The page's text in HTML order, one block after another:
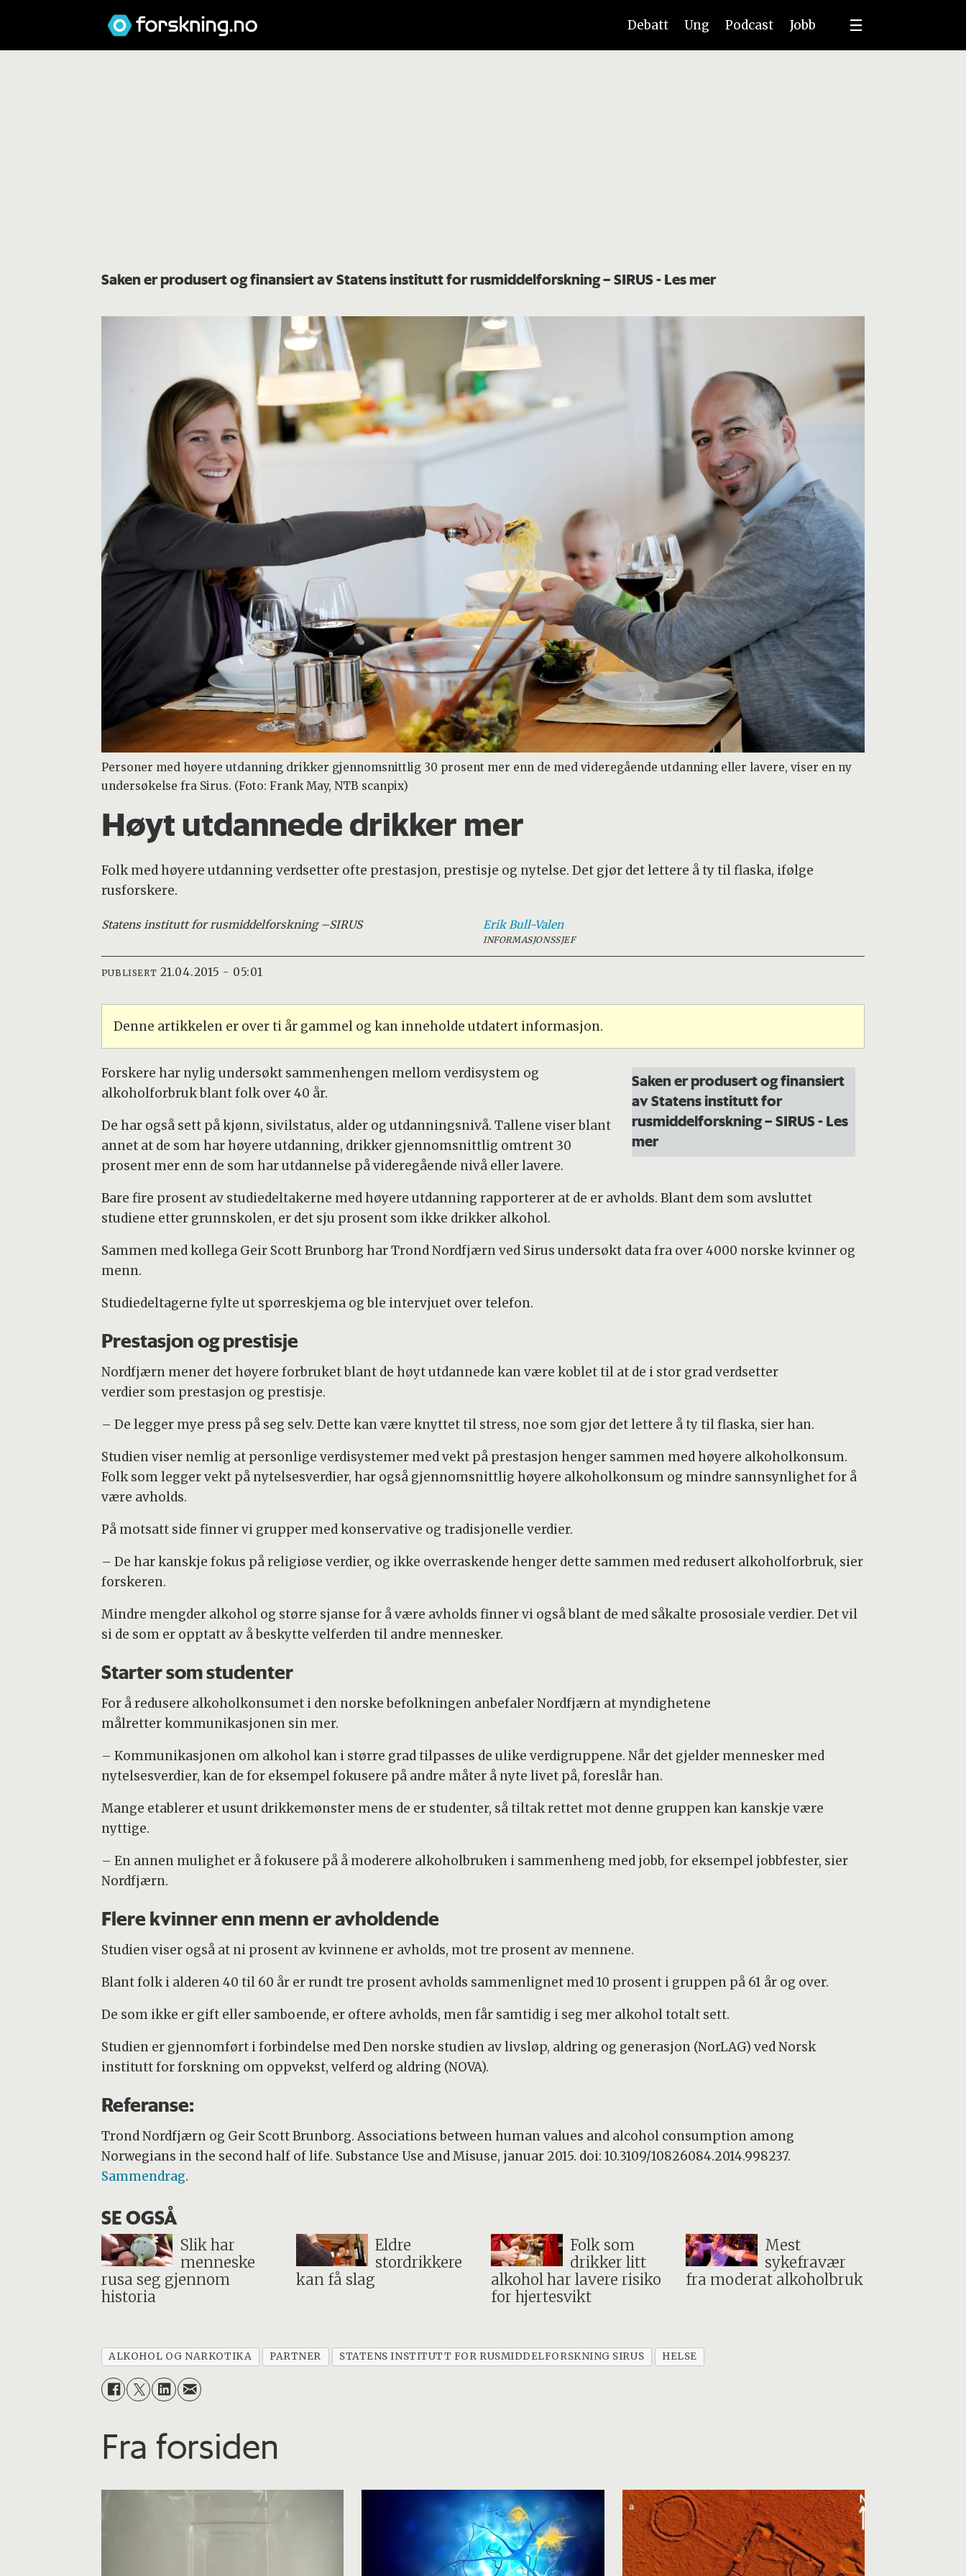
Debatt Ung Podcast Jobb
Saken er produsert og finansiert av Statens institutt for rusmiddelforskning – SIRUS- Les mer
Personer med høyere utdanning drikker gjennomsnittlig 30 prosent mer enn de med videregående utdanning eller lavere, viser en ny
undersøkelse fra Sirus. (Foto: Frank May, NTB scanpix)
Høyt utdannede drikker mer
Folk med høyere utdanning verdsetter ofte prestasjon, prestisje og nytelse. Det gjør det lettere å ty til flaska, ifølge
rusforskere.
Statens institutt for rusmiddelforskning –SIRUS Erik Bull-Valen
INFORMASJONSSJEF
PUBLISERT 21.04.2015 - 05:01
Denne artikkelen er over ti år gammel og kan inneholde utdatert informasjon.
Saken er produsert og finansiert
av Statens institutt for
rusmiddelforskning – SIRUS- Les
mer
Forskere har nylig undersøkt sammenhengen mellom verdisystem og
alkoholforbruk blant folk over 40 år.
De har også sett på kjønn, sivilstatus, alder og utdanningsnivå. Tallene viser blant
annet at de som har høyere utdanning, drikker gjennomsnittlig omtrent 30
prosent mer enn de som har utdannelse på videregående nivå eller lavere.
Bare fire prosent av studiedeltakerne med høyere utdanning rapporterer at de er avholds. Blant dem som avsluttet
studiene etter grunnskolen, er det sju prosent som ikke drikker alkohol.
Sammen med kollega Geir Scott Brunborg har Trond Nordfjærn ved Sirus undersøkt data fra over 4000 norske kvinner og
menn.
Studiedeltagerne fylte ut spørreskjema og ble intervjuet over telefon.
Prestasjon og prestisje
Nordfjærn mener det høyere forbruket blant de høyt utdannede kan være koblet til at de i stor grad verdsetter
verdier som prestasjon og prestisje.
– De legger mye press på seg selv. Dette kan være knyttet til stress, noe som gjør det lettere å ty til flaska, sier han.
Studien viser nemlig at personlige verdisystemer med vekt på prestasjon henger sammen med høyere alkoholkonsum.
Folk som legger vekt på nytelsesverdier, har også gjennomsnittlig høyere alkoholkonsum og mindre sannsynlighet for å
være avholds.
På motsatt side finner vi grupper med konservative og tradisjonelle verdier.
– De har kanskje fokus på religiøse verdier, og ikke overraskende henger dette sammen med redusert alkoholforbruk, sier
forskeren.
Mindre mengder alkohol og større sjanse for å være avholds finner vi også blant de med såkalte prososiale verdier. Det vil
si de som er opptatt av å beskytte velferden til andre mennesker.
Starter som studenter
For å redusere alkoholkonsumet i den norske befolkningen anbefaler Nordfjærn at myndighetene
målretter kommunikasjonen sin mer.
– Kommunikasjonen om alkohol kan i større grad tilpasses de ulike verdigruppene. Når det gjelder mennesker med
nytelsesverdier, kan de for eksempel fokusere på andre måter å nyte livet på, foreslår han.
Mange etablerer et usunt drikkemønster mens de er studenter, så tiltak rettet mot denne gruppen kan kanskje være
nyttige.
– En annen mulighet er å fokusere på å moderere alkoholbruken i sammenheng med jobb, for eksempel jobbfester, sier
Nordfjærn.
Flere kvinner enn menn er avholdende
Studien viser også at ni prosent av kvinnene er avholds, mot tre prosent av mennene.
Blant folk i alderen 40 til 60 år er rundt tre prosent avholds sammenlignet med 10 prosent i gruppen på 61 år og over.
De som ikke er gift eller samboende, er oftere avholds, men får samtidig i seg mer alkohol totalt sett.
Studien er gjennomført i forbindelse med Den norske studien av livsløp, aldring og generasjon (NorLAG) ved Norsk
institutt for forskning om oppvekst, velferd og aldring (NOVA).
Referanse:
Trond Nordfjærn og Geir Scott Brunborg. Associations between human values and alcohol consumption among
Norwegians in the second half of life. Substance Use and Misuse, januar 2015. doi: 10.3109/10826084.2014.998237.
Sammendrag.
SE OGSÅ
Slik har
menneske
rusa seg gjennom
historia
Eldre
stordrikkere
kan få slag
Folk som
drikker litt
alkohol har lavere risiko
for hjertesvikt
Mest
sykefravær
fra moderat alkoholbruk
ALKOHOL OG NARKOTIKA PARTNER STATENS INSTITUTT FOR RUSMIDDELFORSKNING SIRUS HELSE
Fra forsiden